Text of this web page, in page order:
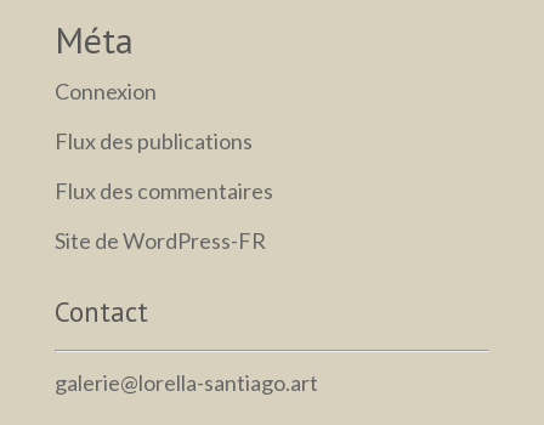
Méta
Connexion
Flux des publications
Flux des commentaires
Site de WordPress-FR
Contact
galerie@lorella-santiago.art